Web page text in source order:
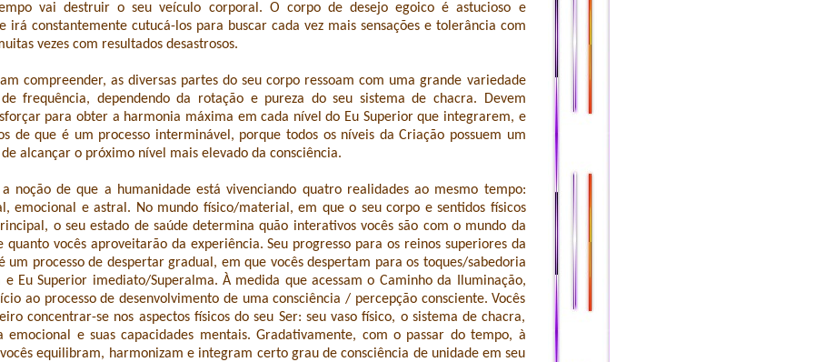
vai destruir o seu veículo corporal. O corpo de desejo egoico é astucioso e
irá constantemente cutucá-los para buscar cada vez mais sensações e tolerância com
vezes com resultados desastrosos.
compreender, as diversas partes do seu corpo ressoam com uma grande variedade
frequência, dependendo da rotação e pureza do seu sistema de chacra. Devem
para obter a harmonia máxima em cada nível do Eu Superior que integrarem, e
de que é um processo interminável, porque todos os níveis da Criação possuem um
alcançar o próximo nível mais elevado da consciência.
a noção de que a humanidade está vivenciando quatro realidades ao mesmo tempo:
emocional e astral. No mundo físico/material, em que o seu corpo e sentidos físicos
o seu estado de saúde determina quão interativos vocês são com o mundo da
quanto vocês aproveitarão da experiência. Seu progresso para os reinos superiores da
um processo de despertar gradual, em que vocês despertam para os toques/sabedoria
e Eu Superior imediato/Superalma. À medida que acessam o Caminho da Iluminação,
ao processo de desenvolvimento de uma consciência / percepção consciente. Vocês
concentrar-se nos aspectos físicos do seu Ser: seu vaso físico, o sistema de chacra,
emocional e suas capacidades mentais. Gradativamente, com o passar do tempo, à
equilibram, harmonizam e integram certo grau de consciência de unidade em seu